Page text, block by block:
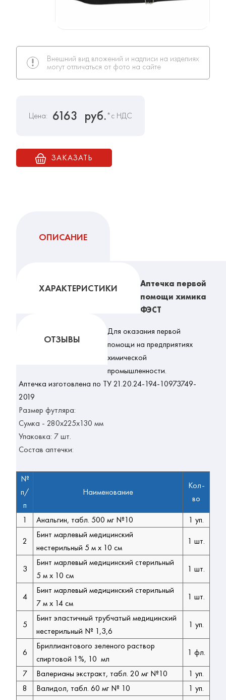
Внешний вид вложений и надписи на изделиях
могут отличаться от фото на сайте
Цена: 6163 руб.*с НДС
ЗАКАЗАТЬ
ОПИСАНИЕ
ХАРАКТЕРИСТИКИ
ОТЗЫВЫ
Аптечка первой
помощи химика
ФЭСТ
Для оказания первой
помощи на предприятиях
химической
промышленности.
Аптечка изготовлена по ТУ 21.20.24-194-10973749-
2019
Размер футляра:
Сумка - 280x225x130 мм
Упаковка: 7 шт.
Состав аптечки:
№
п/
п
Наименование
Кол-
во
1
Анальгин, табл. 500 мг №10
1 уп.
2
Бинт марлевый медицинский
нестерильный 5 м х 10 см
1 шт.
3
Бинт марлевый медицинский стерильный
5 м х 10 см
1 шт.
4
Бинт марлевый медицинский стерильный
7 м х 14 см
1 шт.
5
Бинт эластичный трубчатый медицинский
нестерильный № 1,3,6
1 уп.
6
Бриллиантового зеленого раствор
спиртовой 1%, 10 мл
1 фл.
7
Валерианы экстракт, табл. 20 мг №10
1 уп.
8
Валидол, табл. 60 мг № 10
1 уп.